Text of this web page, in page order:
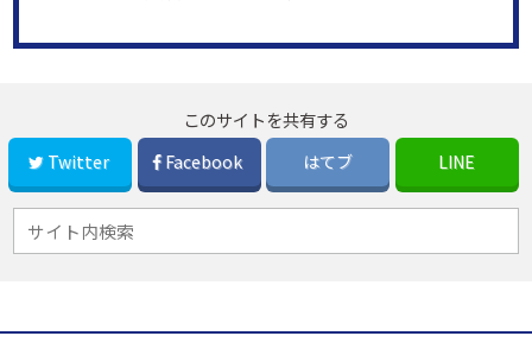
このサイトを共有する
Twitter Facebook はてブ LINE